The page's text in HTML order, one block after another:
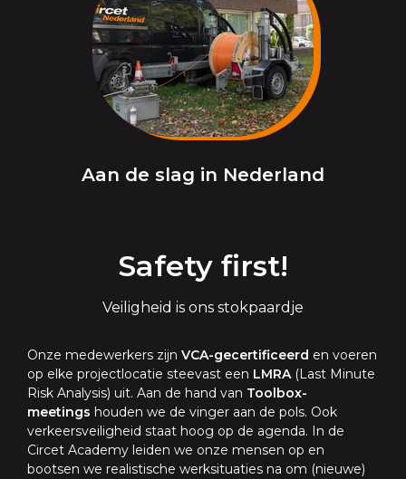
Aan de slag in Nederland
Safety first!
Veiligheid is ons stokpaardje
Onze medewerkers zijn VCA-gecertificeerd en voeren
op elke projectlocatie steevast een LMRA(Last Minute
Risk Analysis) uit. Aan de hand van Toolbox-
meetings houden we de vinger aan de pols. Ook
verkeersveiligheid staat hoog op de agenda. In de
Circet Academy leiden we onze mensen op en
bootsen we realistische werksituaties na om (nieuwe)